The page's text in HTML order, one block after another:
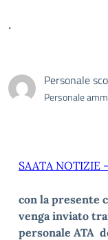
.
Personale
Personale
SAATA NOTIZIE
con la presente
venga inviato
personale ATA